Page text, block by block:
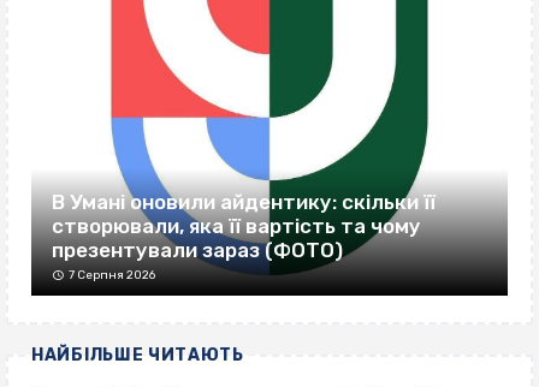
В Умані оновили айдентику: скільки її
створювали, яка її вартість та чому
презентували зараз (ФОТО)
7 Серпня 2026
НАЙБІЛЬШЕ ЧИТАЮТЬ